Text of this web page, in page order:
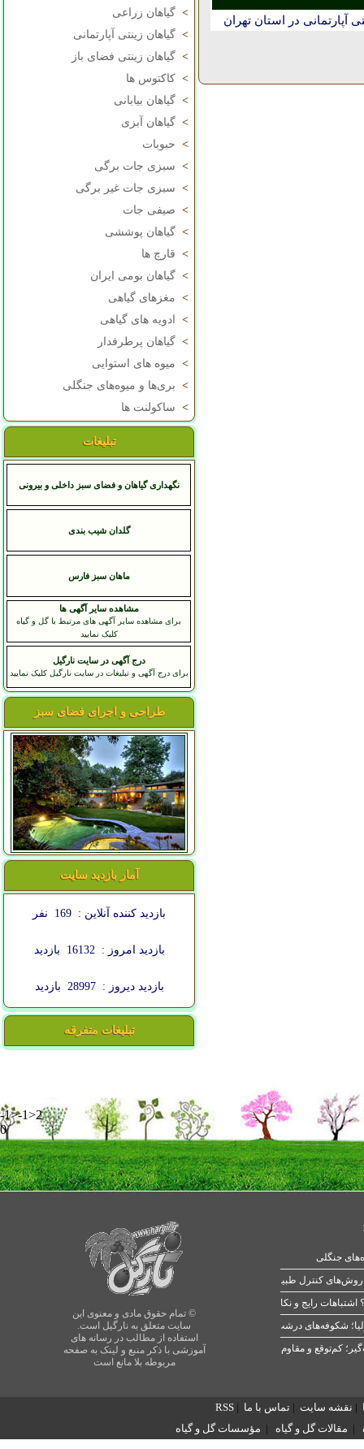
> گیاهان زراعی
> گیاهان زینتی آپارتمانی
> گیاهان زینتی فضای باز
> کاکتوس ها
> گیاهان بیابانی
> گیاهان آبزی
> حبوبات
> سبزی جات برگی
> سبزی جات غیر برگی
> صیفی جات
> گیاهان پوششی
> قارچ ها
> گیاهان بومی ایران
> مغزهای گیاهی
>
ادویه های گیاهی
> گیاهان پرطرفدار
> میوه های استوایی
> بری‌ها و میوه‌های جنگلی
> ساکولنت ها
تبلیغات
نگهداری گیاهان و فضای سبز داخلی و بیرونی
گلدان شیب بندی
ماهان سبز فارس
مشاهده سایر آگهی ها
برای مشاهده سایر آگهی های مرتبط با گل و گیاه
کلیک نمایید
درج آگهی در سایت نارگیل
برای درج آگهی و تبلیغات در سایت نارگیل کلیک نمایید
طراحی و اجرای فضای سبز
آمار بازدید سایت
بازدید کننده آنلاین : 169 نفر
بازدید امروز : 16132 بازدید
بازدید دیروز : 28997 بازدید
تبلیغات متفرقه
آپارتمانی در استان تهران
-1>-1>2
0
© تمام حقوق مادی و معنوی این
سایت متعلق به نارگیل است.
استفاده از مطالب در رسانه های
آموزشی با ذکر منبع و لینک به صفحه
مربوطه بلا مانع است
جنگلی
رایج و نکات طلایی
شکوفه‌های درشت در بهار
| نقشه سایت | تماس با ما |
RSS
| مقالات گل و گیاه | مؤسسات گل و گیاه